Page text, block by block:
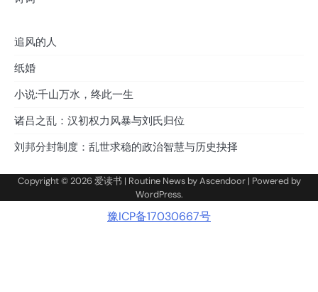
追风的人
纸婚
小说:千山万水，终此一生
诸吕之乱：汉初权力风暴与刘氏归位
刘邦分封制度：乱世求稳的政治智慧与历史抉择
Copyright © 2026爱读书 | Routine News byAscendoor| Powered by
WordPress.
豫ICP备17030667号